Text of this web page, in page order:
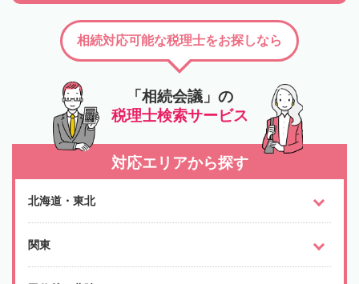
「相続会議」の
税理士検索サービス
相続対応可能な税理士をお探しなら
対応エリアから探す
北海道・東北
関東